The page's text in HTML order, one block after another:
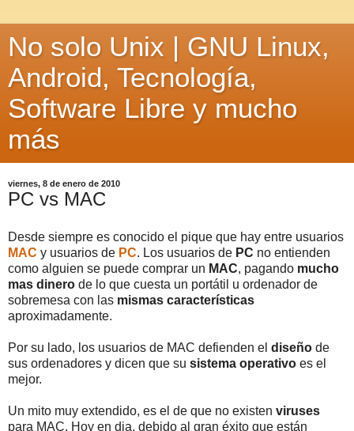
No solo Unix | GNU Linux,
Android, Tecnología,
Software Libre y mucho
más
viernes, 8 de enero de 2010
PC vs MAC
Desde siempre es conocido el pique que hay entre usuarios
MAC y usuarios de PC. Los usuarios de PC no entienden
como alguien se puede comprar un MAC, pagando mucho
mas dinero de lo que cuesta un portátil u ordenador de
sobremesa con las mismas características
aproximadamente.
Por su lado, los usuarios de MAC defienden el diseño de
sus ordenadores y dicen que su sistema operativo es el
mejor.
Un mito muy extendido, es el de que no existen viruses
para MAC. Hoy en dia, debido al gran éxito que están